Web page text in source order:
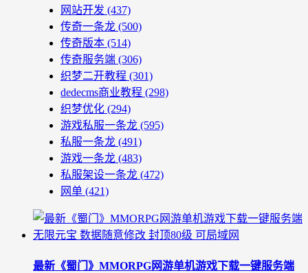
网站开发 (437)
传奇一条龙 (500)
传奇版本 (514)
传奇服务端 (306)
织梦二开教程 (301)
dedecms商业教程 (298)
织梦优化 (294)
游戏私服一条龙 (595)
私服一条龙 (491)
游戏一条龙 (483)
私服架设一条龙 (472)
网单 (421)
最新《蜀门》MMORPG网游单机游戏下载一键服务端